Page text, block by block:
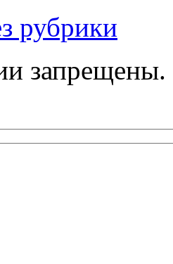
рубрики
запрещены.